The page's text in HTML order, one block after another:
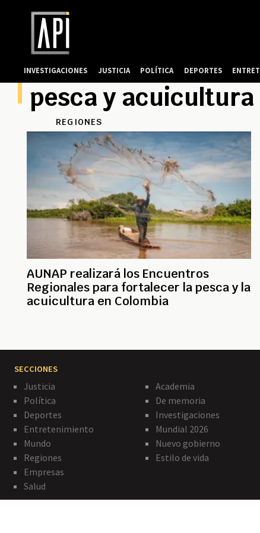
pesca y acuicultura
REGIONES
AUNAP realizará los Encuentros
Regionales para fortalecer la pesca y la
acuicultura en Colombia
SECCIONES
Justicia
Política
Deportes
Entretenimiento
Mundo
Regiones
Empresas
Salud
Academia
De memoria
Investigaciones
Mundial 2026
Nuevo gobierno
Estilo de vida
INVESTIGACIONES JUSTICIA POLÍTICA DEPORTES